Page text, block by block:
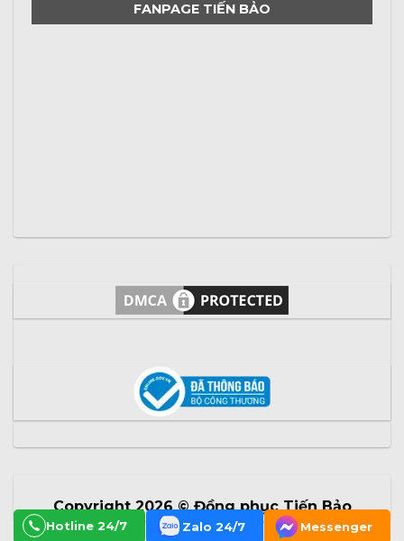
FANPAGE TIẾN BẢO
Copyright 2026 ©Đồng phục Tiến Bảo
Hotline 24/7 Zalo 24/7 Messenger